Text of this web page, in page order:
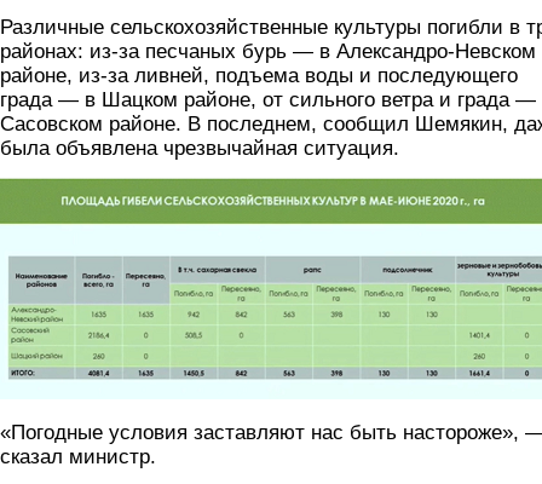
Различные сельскохозяйственные культуры погибли в
районах: из-за песчаных бурь — в Александро-Невском
районе, из-за ливней, подъема воды и последующего
града — в Шацком районе, от сильного ветра и града —
Сасовском районе. В последнем, сообщил Шемякин,
была объявлена чрезвычайная ситуация.
urozhay.png
«Погодные условия заставляют нас быть настороже»,
сказал министр.